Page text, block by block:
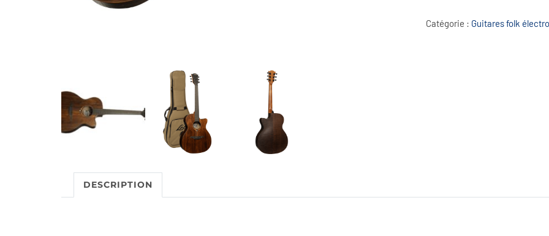
Auditorium
Catégorie : Guitares folk
DESCRIPTION